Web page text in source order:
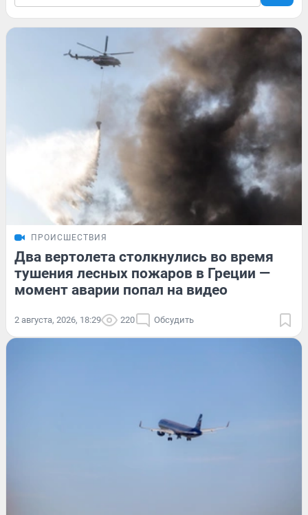
ПРОИСШЕСТВИЯ
Два вертолета столкнулись во время
тушения лесных пожаров в Греции —
момент аварии попал на видео
2 августа, 2026, 18:29 220 Обсудить